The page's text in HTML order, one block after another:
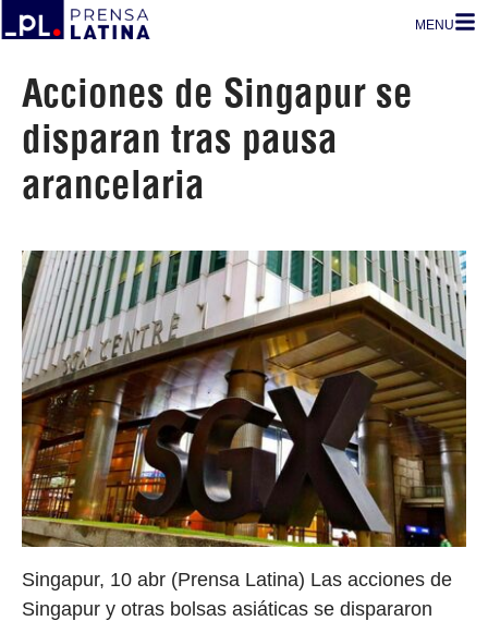
MENU
Acciones de Singapur se
disparan tras pausa
arancelaria
Singapur, 10 abr (Prensa Latina) Las acciones de
Singapur y otras bolsas asiáticas se dispararon